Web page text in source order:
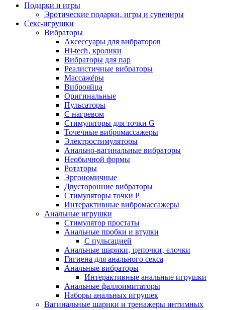
Подарки и игры
Эротические подарки‚ игры и сувениры
Секс-игрушки
Вибраторы
Аксессуары для вибраторов
Hi-tech‚ кролики
Вибраторы для пар
Реалистичные вибраторы
Массажёры
Виброяйца
Оригинальные
Пульсаторы
С нагревом
Стимуляторы для точки G
Точечные вибромассажеры
Электростимуляторы
Анально-вагинальные вибраторы
Необычной формы
Ротаторы
Эргономичные
Двусторонние вибраторы
Стимуляторы точки P
Интерактивные вибромассажеры
Анальные игрушки
Стимулятор простаты
Анальные пробки и втулки
С пульсацией
Анальные шарики‚ цепочки‚ елочки
Гигиена для анального секса
Анальные вибраторы
Интерактивные анальные игрушки
Анальные фаллоимитаторы
Наборы анальных игрушек
Вагинальные шарики и тренажеры интимных